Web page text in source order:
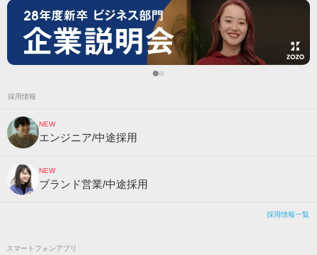
採用情報
NEW
エンジニア/中途採用
NEW
ブランド営業/中途採用
採用情報一覧
スマートフォンアプリ